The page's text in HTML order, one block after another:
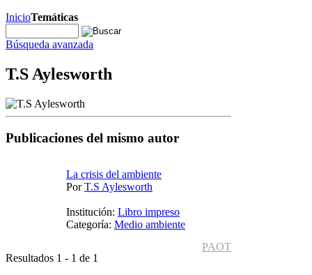
InicioTemáticas
Búsqueda avanzada
T.S Aylesworth
Publicaciones del mismo autor
La crisis del ambiente
PorT.S Aylesworth
Institución: Libro impreso
Categoría: Medio ambiente
PAOT
Resultados 1 - 1 de 1